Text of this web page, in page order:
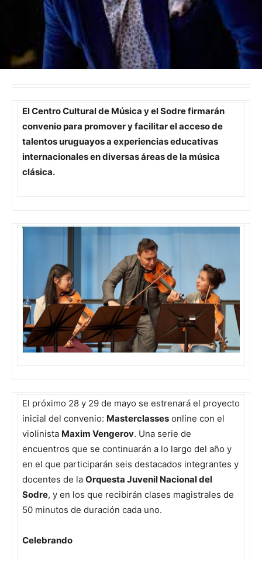
El Centro Cultural de Música y el Sodre firmarán
convenio para promover y facilitar el acceso de
talentos uruguayos a experiencias educativas
internacionales en diversas áreas de la música
clásica.
El próximo 28 y 29 de mayo se estrenará el proyecto
inicial del convenio: Masterclasses online con el
violinista Maxim Vengerov. Una serie de
encuentros que se continuarán a lo largo del año y
en el que participarán seis destacados integrantes y
docentes de la Orquesta Juvenil Nacional del
Sodre, y en los que recibirán clases magistrales de
50 minutos de duración cada uno.
Celebrando